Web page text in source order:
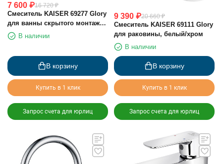
7 600 ₽16 720 ₽
Смеситель KAISER 69277 Glory
для ванны скрытого монтажа
белый глянец
В наличии
В корзину
Купить в 1 клик
Запрос счета для юрлиц
9 390 ₽20 660 ₽
Смеситель KAISER 69111 Glory
для раковины, белый/хром
В наличии
В корзину
Купить в 1 клик
Запрос счета для юрлиц